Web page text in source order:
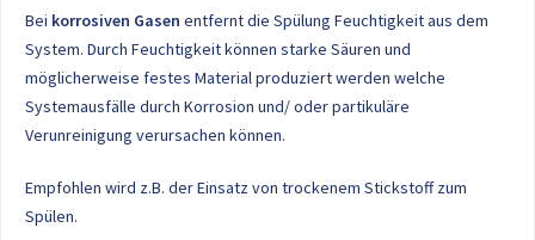
Bei korrosiven Gasen entfernt die Spülung Feuchtigkeit aus dem
System. Durch Feuchtigkeit können starke Säuren und
möglicherweise festes Material produziert werden welche
Systemausfälle durch Korrosion und/ oder partikuläre
Verunreinigung verursachen können.
Empfohlen wird z.B. der Einsatz von trockenem Stickstoff zum
Spülen.